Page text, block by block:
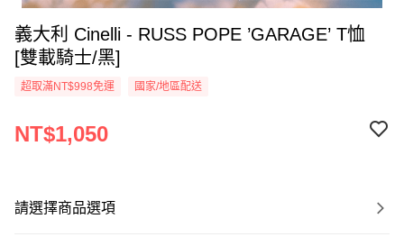
義大利 Cinelli - RUSS POPE ’GARAGE’ T恤
[雙載騎士/黑]
超取滿NT$998免運 國家/地區配送
NT$1,050
請選擇商品選項